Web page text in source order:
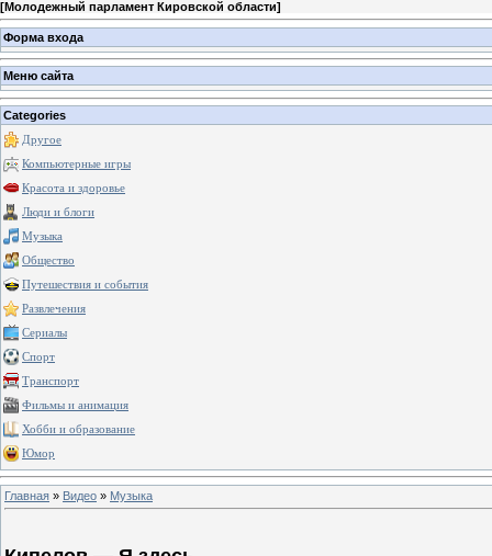
[Молодежный парламент Кировской области]
Форма входа
Меню сайта
Categories
Другое
Компьютерные игры
Красота и здоровье
Люди и блоги
Музыка
Общество
Путешествия и события
Развлечения
Сериалы
Спорт
Транспорт
Фильмы и анимация
Хобби и образование
Юмор
Главная » Видео » Музыка